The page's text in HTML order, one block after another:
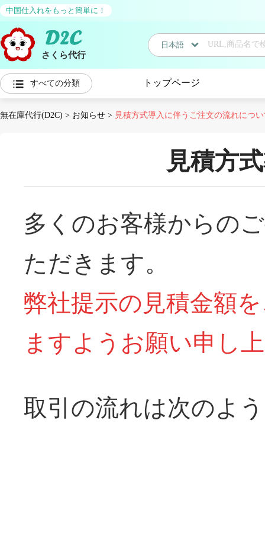
中国仕入れをもっと簡単に！
さくら代行
日本語
日本語
中国語
すべての分類 トップページ
無在庫代行(D2C) > お知らせ > 見積方式導入に伴うご注文の流れにつ
見積方
多くのお客様からの
ただきます。
弊社提示の見積金額
ますようお願い申し
取引の流れは次のよ